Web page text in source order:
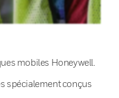
mobiles Honeywell.
spécialement conçus